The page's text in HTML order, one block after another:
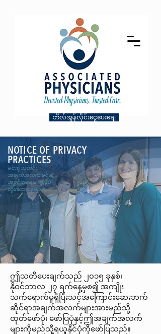
ဘီလ်အွန်လိုင်းငွေပေးချေ
NOTICE OF PRIVACY
PRACTICES
မင်းရဲ့သတင်း
အချက်အလက် မင်းရဲ့
အခွင့်အရေး။ ကျွန်ုပ်
တို့၏တာဝန်များ။
ဤသတိပေးချက်သည် ၂၀၁၅ ခုနှစ်၊
နိုဝင်ဘာလ ၂၇ ရက်နေ့မှစ၍ အကျိုး
သက်ရောက်မှုရှိပြီးသင့်အကြောင်းဆေးဘက်
ဆိုင်ရာအချက်အလက်များအားမည်သို့
ထုတ်ဖော်ပုံ၊ ဖော်ပြပုံနှင့်ဤအချက်အလက်
များကိုမည်သို့ရယူနိုင်ပုံကိုဖော်ပြသည်။